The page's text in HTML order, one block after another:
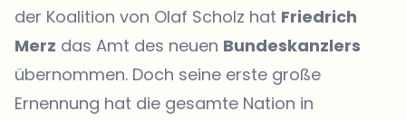
der Koalition von Olaf Scholz hat Friedrich
Merz das Amt des neuen Bundeskanzlers
übernommen. Doch seine erste große
Ernennung hat die gesamte Nation in